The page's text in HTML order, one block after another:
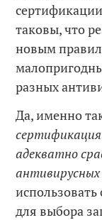
таковы, что
новым
разных
Да, именно
адекватно
использовать
для выбора